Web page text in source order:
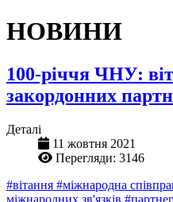
НОВИНИ
100-річчя ЧНУ:
закордонних
Деталі
11 жовтня 2021
Перегляди: 3146
#вітання #міжнародна
міжнародних зв'язків